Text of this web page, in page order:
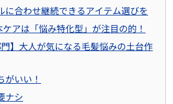
に合わせ継続できるアイテム選びを
アは「悩み特化型」が注目の的！
】大人が気になる毛髪悩みの土台作
がいい！
ナシ